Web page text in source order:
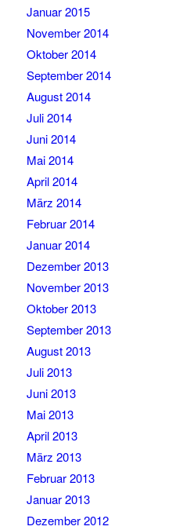
Januar 2015
November 2014
Oktober 2014
September 2014
August 2014
Juli 2014
Juni 2014
Mai 2014
April 2014
März 2014
Februar 2014
Januar 2014
Dezember 2013
November 2013
Oktober 2013
September 2013
August 2013
Juli 2013
Juni 2013
Mai 2013
April 2013
März 2013
Februar 2013
Januar 2013
Dezember 2012